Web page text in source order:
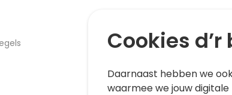
Cookies d’r
Daarnaast hebben we
waarmee we jouw